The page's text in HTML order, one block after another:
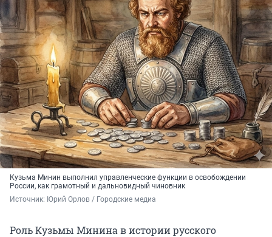
Кузьма Минин выполнил управленческие функции в освобождении
России, как грамотный и дальновидный чиновник
Источник: Юрий Орлов / Городские медиа
Роль Кузьмы Минина в истории русского